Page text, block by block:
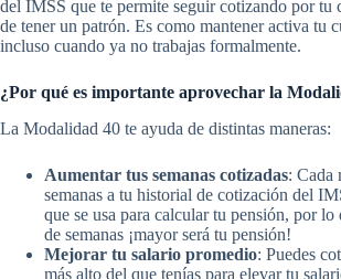
del IMSS que te permite seguir cotizando por tu
de tener un patrón. Es como mantener activa tu
incluso cuando ya no trabajas formalmente.
¿Por qué es importante aprovechar la
La Modalidad 40 te ayuda de distintas maneras:
Aumentar tus semanas cotizadas: Cada
semanas a tu historial de cotización del
que se usa para calcular tu pensión, por
de semanas ¡mayor será tu pensión!
Mejorar tu salario promedio: Puedes
más alto del que tenías para elevar tu